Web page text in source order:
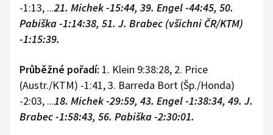
-1:13, ...21. Michek -15:44, 39. Engel -44:45, 50.
Pabiška -1:14:38, 51. J. Brabec (všichni ČR/KTM)
-1:15:39.
Průběžné pořadí: 1. Klein 9:38:28, 2. Price
(Austr./KTM) -1:41, 3. Barreda Bort (Šp./Honda)
-2:03, ...18. Michek -29:59, 43. Engel -1:38:34, 49. J.
Brabec -1:58:43, 56. Pabiška -2:30:01.